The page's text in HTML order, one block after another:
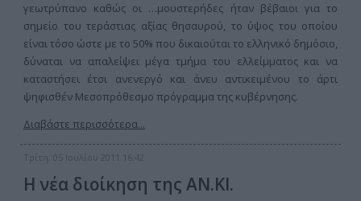
γεωτρύπανο καθώς οι …μουστερήδες ήταν βέβαιοι για το
σημείο του τεράστιας αξίας θησαυρού, το ύψος του οποίου
είναι τόσο ώστε με το 50% που δικαιούται το ελληνικό δημόσιο,
δύναται να απαλείψει μέγα τμήμα του ελλείμματος και να
καταστήσει έτσι ανενεργό και άνευ αντικειμένου το άρτι
ψηφισθέν Μεσοπρόθεσμο πρόγραμμα της κυβέρνησης.
Διαβάστε περισσότερα...
Τρίτη, 05 Ιουλίου 2011 16:42
Η νέα διοίκηση της ΑΝ.ΚΙ.